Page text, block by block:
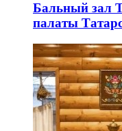
Бальный зал
палаты